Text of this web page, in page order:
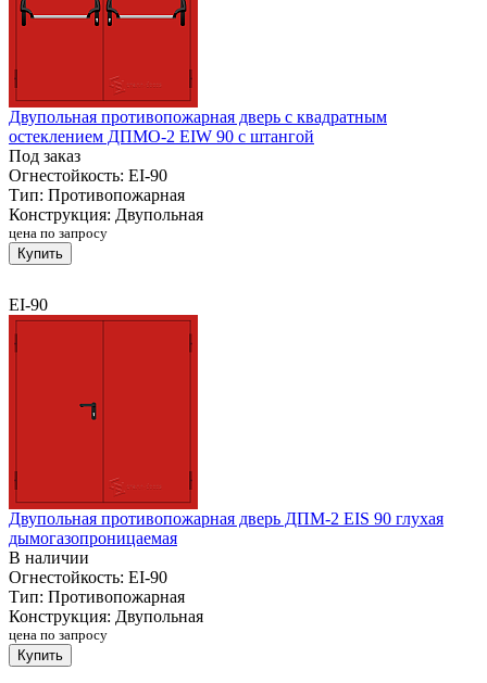
Двупольная противопожарная дверь с квадратным
остеклением ДПМО-2 EIW 90 с штангой
Под заказ
Огнестойкость: EI-90
Тип: Противопожарная
Конструкция: Двупольная
цена по запросу
Купить
EI-90
Двупольная противопожарная дверь ДПМ-2 EIS 90 глухая
дымогазопроницаемая
В наличии
Огнестойкость: EI-90
Тип: Противопожарная
Конструкция: Двупольная
цена по запросу
Купить